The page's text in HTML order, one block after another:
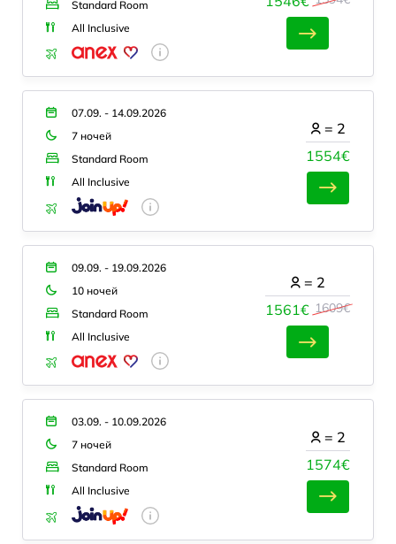
Standard Room
All Inclusive
07.09. - 14.09.2026
7 ночей
Standard Room
All Inclusive
1554€
= 2
09.09. - 19.09.2026
10 ночей
Standard Room
All Inclusive
1561€ 1609€
= 2
03.09. - 10.09.2026
7 ночей
Standard Room
All Inclusive
1574€
= 2